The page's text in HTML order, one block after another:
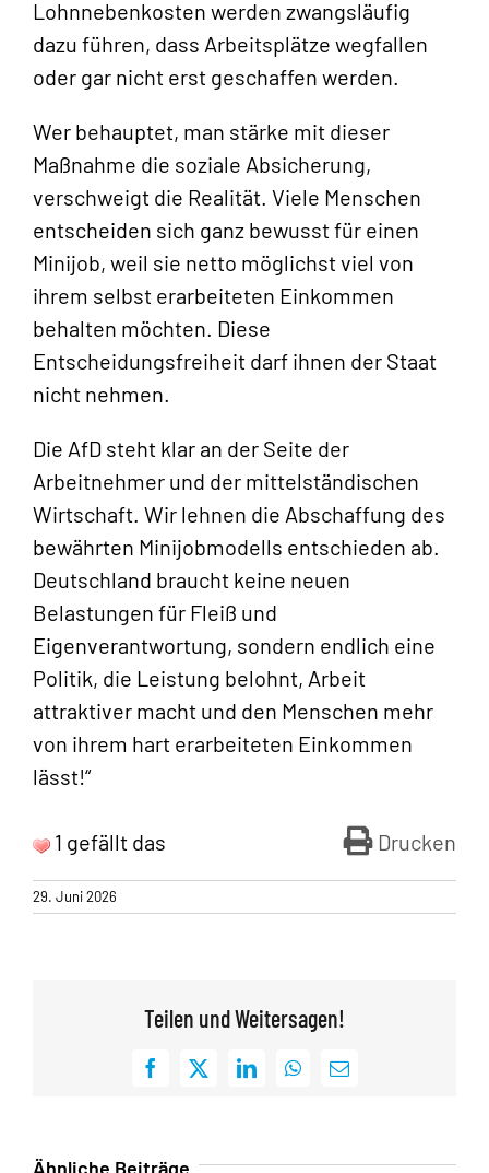
Lohnnebenkosten werden zwangsläufig
dazu führen, dass Arbeitsplätze wegfallen
oder gar nicht erst geschaffen werden.
Wer behauptet, man stärke mit dieser
Maßnahme die soziale Absicherung,
verschweigt die Realität. Viele Menschen
entscheiden sich ganz bewusst für einen
Minijob, weil sie netto möglichst viel von
ihrem selbst erarbeiteten Einkommen
behalten möchten. Diese
Entscheidungsfreiheit darf ihnen der Staat
nicht nehmen.
Die AfD steht klar an der Seite der
Arbeitnehmer und der mittelständischen
Wirtschaft. Wir lehnen die Abschaffung des
bewährten Minijobmodells entschieden ab.
Deutschland braucht keine neuen
Belastungen für Fleiß und
Eigenverantwortung, sondern endlich eine
Politik, die Leistung belohnt, Arbeit
attraktiver macht und den Menschen mehr
von ihrem hart erarbeiteten Einkommen
lässt!“
Drucken
1 gefällt das
29. Juni 2026
Teilen und Weitersagen!
Facebook
X LinkedInWhatsApp
E-
Ähnliche Beiträge